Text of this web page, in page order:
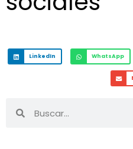
LinkedIn WhatsApp